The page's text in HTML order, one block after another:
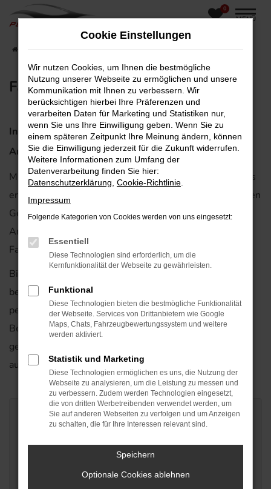
Zum
0
MENÜ
Fahrzeugankauf
Inzahlungnahme leicht gemacht - Ihr unverbindliches
Angebot
Mithilfe des nachfolgenden Inzahlungnahme-Formulares
erstellen wir Ihnen gerne kostenlos ein Angebot für Ihren
Gebrauchtwagen. Sie können Ihren Gebrauchten als
Anzahlung bei einer Finanzierung oder beim Kauf eines
Fahrzeuges bei uns in Zahlung geben.
Bitte haben Sie Verständnis, dass dieses Angebot
beidseitig unverbindlich ist und sich vorbehaltlich einer
persönlichen Begutachtung des Fahrzeuges versteht.
Beachten Sie bitte auch, dass unser Angebot umso
genauer sein kann, je vollständiger Sie das Formular
ausfüllen.
Fahrzeugdaten
Cookie Einstellungen
Wir nutzen Cookies, um Ihnen die bestmögliche
Nutzung unserer Webseite zu ermöglichen und unsere
Kommunikation mit Ihnen zu verbessern. Wir
berücksichtigen hierbei Ihre Präferenzen und
verarbeiten Daten für Marketing und Statistiken nur,
wenn Sie uns Ihre Einwilligung geben. Wenn Sie zu
einem späteren Zeitpunkt Ihre Meinung ändern, können
Sie die Einwilligung jederzeit für die Zukunft widerrufen.
Weitere Informationen zum Umfang der
Datenverarbeitung finden Sie hier:
Datenschutzerklärung Cookie-Richtlinie
Impressum
Folgende Kategorien von Cookies werden von uns eingesetzt:
Essentiell
Diese Technologien sind erforderlich, um die
Kernfunktionalität der Webseite zu gewährleisten.
Funktional
Diese Technologien bieten die bestmögliche Funktionalität
der Webseite. Services von Drittanbietern wie Google
Maps, Chats, Fahrzeugbewertungssystem und weitere
werden aktiviert.
Statistik und Marketing
Diese Technologien ermöglichen es uns, die Nutzung der
Webseite zu analysieren, um die Leistung zu messen und
zu verbessern. Zudem werden Technologien eingesetzt,
die von dritten Werbetreibenden verwendet werden, um
Sie auf anderen Webseiten zu verfolgen und um Anzeigen
zu schalten, die für Ihre Interessen relevant sind.
Speichern
Optionale Cookies ablehnen